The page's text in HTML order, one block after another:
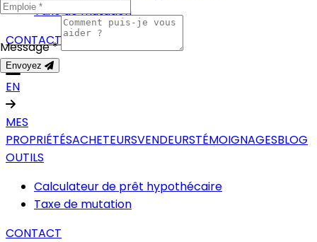
Taxe de mutation
CONTACT
EN
MES
PROPRIÉTÉSACHETEURSVENDEURSTÉMOIGNAGESBLOG
OUTILS
Calculateur de prêt hypothécaire
Taxe de mutation
CONTACT
Message *
Envoyez